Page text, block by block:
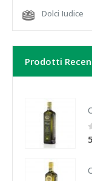
Dolci Iudice
Prodotti
0